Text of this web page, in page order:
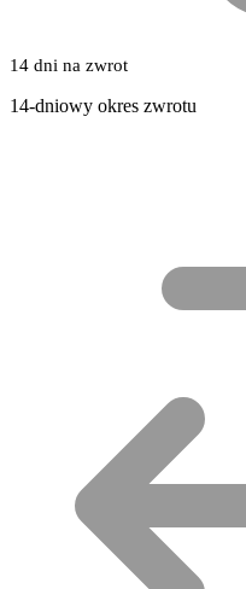
14 dni na zwrot
14-dniowy okres zwrotu